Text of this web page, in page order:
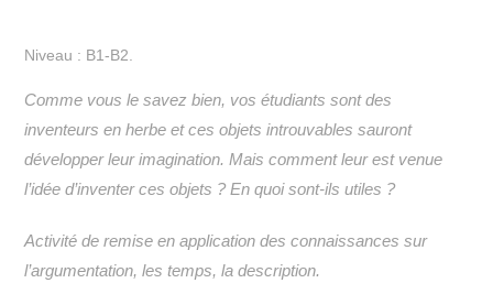
Niveau : B1-B2.
Comme vous le savez bien, vos étudiants sont des
inventeurs en herbe et ces objets introuvables sauront
développer leur imagination. Mais comment leur est venue
l’idée d’inventer ces objets ? En quoi sont-ils utiles ?
Activité de remise en application des connaissances sur
l’argumentation, les temps, la description.